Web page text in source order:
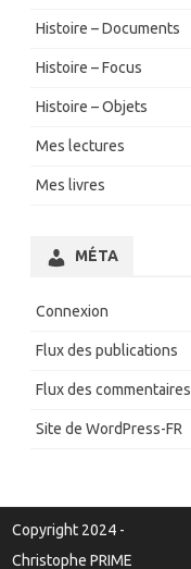
Histoire – Documents
Histoire – Focus
Histoire – Objets
Mes lectures
Mes livres
MÉTA
Connexion
Flux des publications
Flux des commentaires
Site de WordPress-FR
Copyright 2024 -
Christophe PRIME